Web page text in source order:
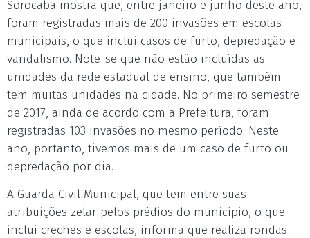
Sorocaba mostra que, entre janeiro e junho deste ano,
foram registradas mais de 200 invasões em escolas
municipais, o que inclui casos de furto, depredação e
vandalismo. Note-se que não estão incluídas as
unidades da rede estadual de ensino, que também
tem muitas unidades na cidade. No primeiro semestre
de 2017, ainda de acordo com a Prefeitura, foram
registradas 103 invasões no mesmo período. Neste
ano, portanto, tivemos mais de um caso de furto ou
depredação por dia.
A Guarda Civil Municipal, que tem entre suas
atribuições zelar pelos prédios do município, o que
inclui creches e escolas, informa que realiza rondas